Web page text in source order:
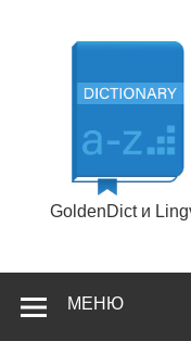
содержимому
GoldenDict и
МЕНЮ